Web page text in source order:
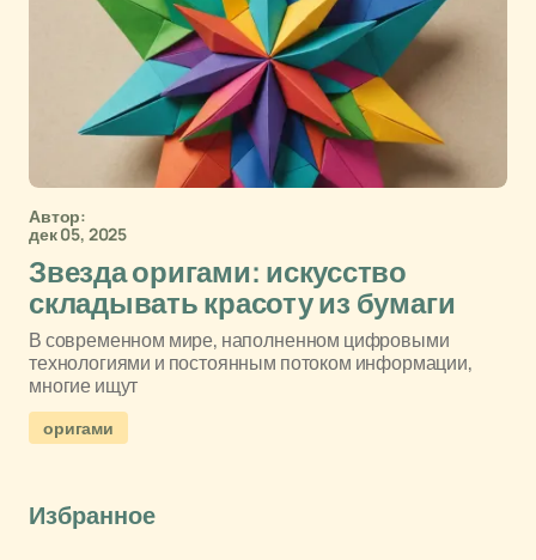
Автор:
дек 05, 2025
Звезда оригами: искусство
складывать красоту из бумаги
В современном мире, наполненном цифровыми
технологиями и постоянным потоком информации,
многие ищут
оригами
Избранное